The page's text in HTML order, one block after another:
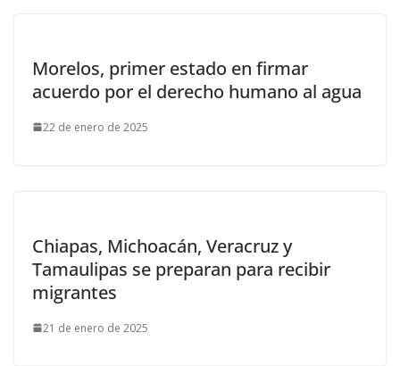
Morelos, primer estado en firmar
acuerdo por el derecho humano al agua
22 de enero de 2025
Chiapas, Michoacán, Veracruz y
Tamaulipas se preparan para recibir
migrantes
21 de enero de 2025